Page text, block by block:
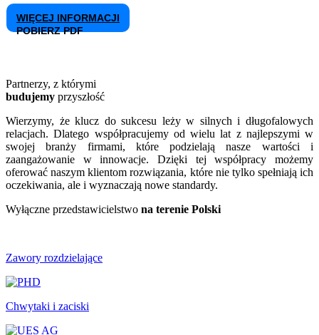
WIĘCEJ INFORMACJI
POBIERZ PDF
Partnerzy, z którymi
budujemy przyszłość
Wierzymy, że klucz do sukcesu leży w silnych i długofalowych
relacjach. Dlatego współpracujemy od wielu lat z najlepszymi w
swojej branży firmami, które podzielają nasze wartości i
zaangażowanie w innowacje. Dzięki tej współpracy możemy
oferować naszym klientom rozwiązania, które nie tylko spełniają ich
oczekiwania, ale i wyznaczają nowe standardy.
Wyłączne przedstawicielstwo na terenie Polski
Zawory rozdzielające
Chwytaki i zaciski